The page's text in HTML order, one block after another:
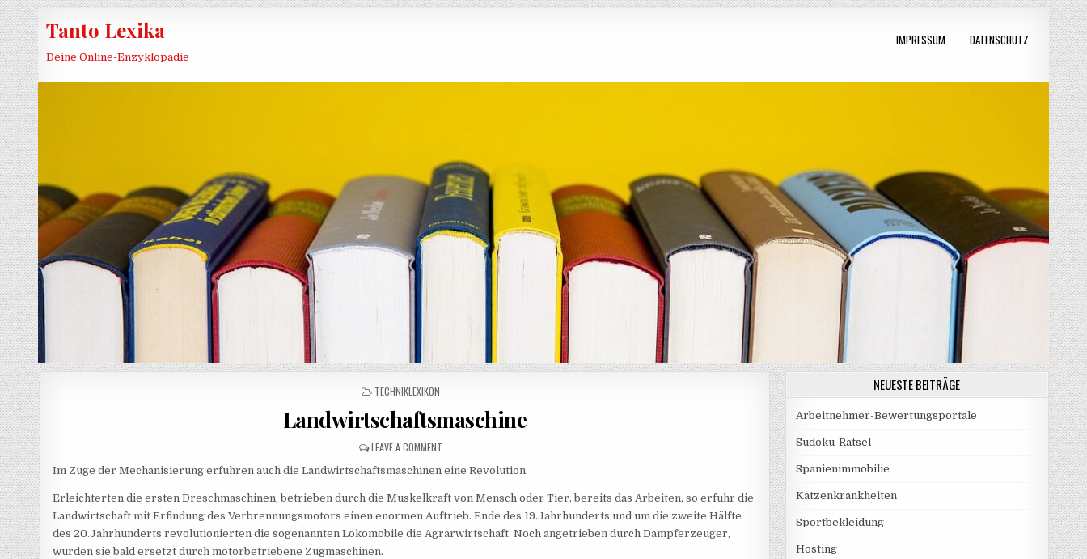
Skip to content
Tanto Lexika
Deine Online-Enzyklopädie
IMPRESSUM DATENSCHUTZ
POSTED IN
TECHNIKLEXIKON
Landwirtschaftsmaschine
LEAVE A COMMENTON LANDWIRTSCHAFTSMASCHINE
Im Zuge der Mechanisierung erfuhren auch die Landwirtschaftsmaschinen eine Revolution.
Erleichterten die ersten Dreschmaschinen, betrieben durch die Muskelkraft von Mensch oder Tier, bereits das Arbeiten, so erfuhr die
Landwirtschaft mit Erfindung des Verbrennungsmotors einen enormen Auftrieb. Ende des 19.Jahrhunderts und um die zweite Hälfte
des 20.Jahrhunderts revolutionierten die sogenannten Lokomobile die Agrarwirtschaft. Noch angetrieben durch Dampferzeuger,
wurden sie bald ersetzt durch motorbetriebene Zugmaschinen.
NEUESTE BEITRÄGE
Arbeitnehmer-Bewertungsportale
Sudoku-Rätsel
Spanienimmobilie
Katzenkrankheiten
Sportbekleidung
Hosting